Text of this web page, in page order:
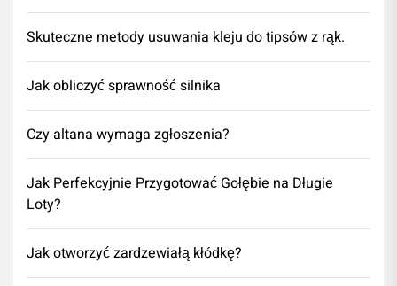
Skuteczne metody usuwania kleju do tipsów z rąk.
Jak obliczyć sprawność silnika
Czy altana wymaga zgłoszenia?
Jak Perfekcyjnie Przygotować Gołębie na Długie
Loty?
Jak otworzyć zardzewiałą kłódkę?